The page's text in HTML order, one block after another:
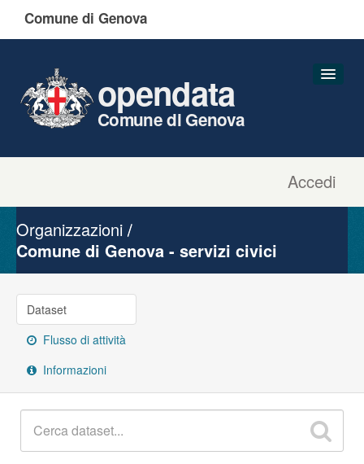
Comune di Genova
Accedi
opendata
Comune di Genova
Gruppi
Organizzazioni
Comune di Genova - servizi civici
Dataset
Flusso di attività
Informazioni